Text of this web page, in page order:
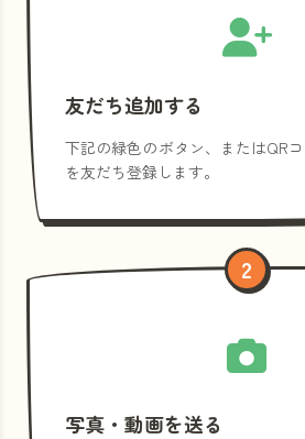
友だち追加する
下記の緑色のボタン、またはQR
を友だち登録します。
2
写真・動画を送る